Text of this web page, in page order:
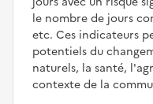
le nombre de jours
etc. Ces indicateurs
potentiels du
naturels, la santé,
contexte de la